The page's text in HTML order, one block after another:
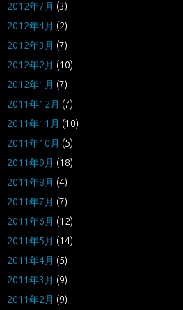
2012年7月 (3)
2012年4月 (2)
2012年3月 (7)
2012年2月 (10)
2012年1月 (7)
2011年12月 (7)
2011年11月 (10)
2011年10月 (5)
2011年9月 (18)
2011年8月 (4)
2011年7月 (7)
2011年6月 (12)
2011年5月 (14)
2011年4月 (5)
2011年3月 (9)
2011年2月 (9)